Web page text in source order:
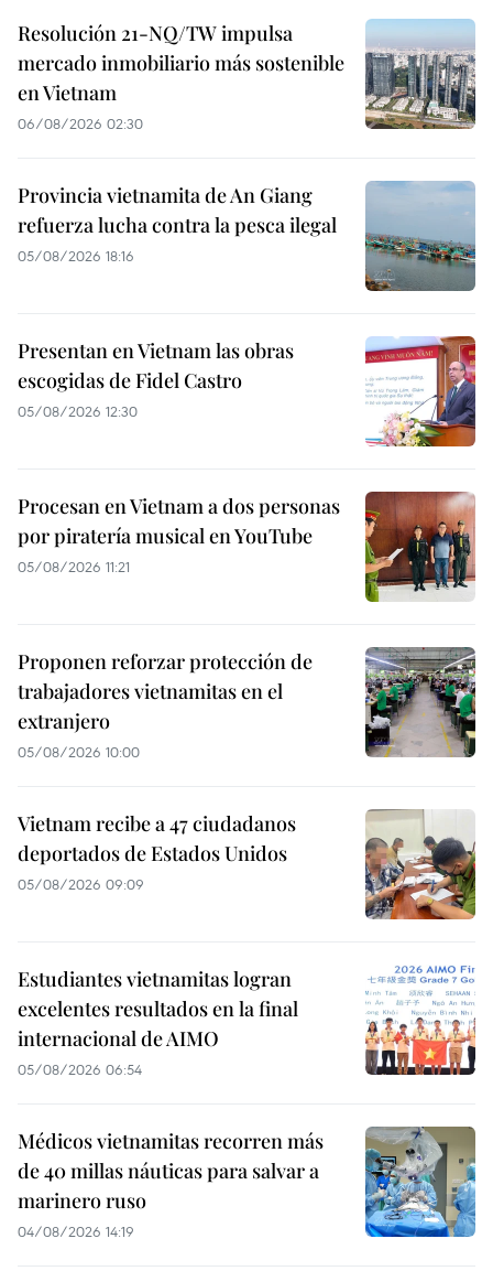
Resolución 21-NQ/TW impulsa
mercado inmobiliario más sostenible
en Vietnam
06/08/2026 02:30
Provincia vietnamita de An Giang
refuerza lucha contra la pesca ilegal
05/08/2026 18:16
Presentan en Vietnam las obras
escogidas de Fidel Castro
05/08/2026 12:30
Procesan en Vietnam a dos personas
por piratería musical en YouTube
05/08/2026 11:21
Proponen reforzar protección de
trabajadores vietnamitas en el
extranjero
05/08/2026 10:00
Vietnam recibe a 47 ciudadanos
deportados de Estados Unidos
05/08/2026 09:09
Estudiantes vietnamitas logran
excelentes resultados en la final
internacional de AIMO
05/08/2026 06:54
Médicos vietnamitas recorren más
de 40 millas náuticas para salvar a
marinero ruso
04/08/2026 14:19